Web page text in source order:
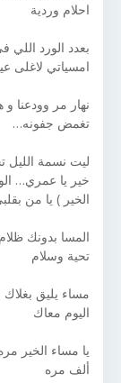
احلام وردية
بعدد الورد
امسياتي لاغلى
نهار مر وودعنا
تغمض جفونه…
ليت نسمة
خير يا عمري…
الخير ) يا من
المسا بدونك
تحية وسلام
مساء يليق
اليوم معاك
يا مساء الخير
ألف مره